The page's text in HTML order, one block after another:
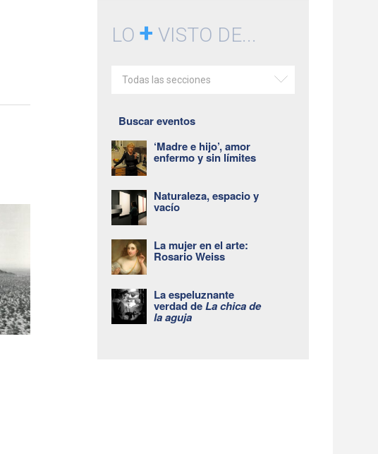
LO+ VISTO DE...
Todas las secciones
Buscar eventos
‘Madre e hijo’, amor
enfermo y sin límites
Naturaleza, espacio y
vacío
La mujer en el arte:
Rosario Weiss
La espeluznante
verdad deLa chica de
la aguja